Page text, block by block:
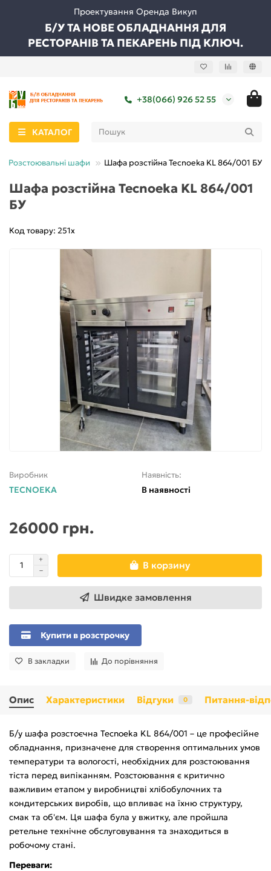
Проектування Оренда Викуп
Б/У ТА НОВЕ ОБЛАДНАННЯ ДЛЯ
РЕСТОРАНІВ ТА ПЕКАРЕНЬ ПІД КЛЮЧ.
+38(066) 926 52 55
КАТАЛОГ
Розстоювальні шафи Шафа розстійна Tecnoeka KL 864/001 БУ
Шафа розстійна Tecnoeka KL 864/001
БУ
Код товару: 251х
Виробник
TECNOEKA
Наявність:
В наявності
26000 грн.
В корзину
Швидке замовлення
Купити в розстрочку
В закладки До порівняння
Опис Характеристики Відгуки 0 Питання-
Б/у шафа розстоєчна Tecnoeka KL 864/001 – це професійне
обладнання, призначене для створення оптимальних умов
температури та вологості, необхідних для розстоювання
тіста перед випіканням. Розстоювання є критично
важливим етапом у виробництві хлібобулочних та
кондитерських виробів, що впливає на їхню структуру,
смак та об'єм. Ця шафа була у вжитку, але пройшла
ретельне технічне обслуговування та знаходиться в
робочому стані.
Переваги: